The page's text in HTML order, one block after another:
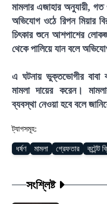
মামলার এজাহার অনুযায়ী,
অভিযোগ ওঠে রিপন মিয়ার
চিৎকার শুনে আশপাশের
থেকে পালিয়ে যান বলে
এ ঘটনায় ভুক্তভোগীর বাবা
মামলা দায়ের করেন।
ব্যবস্থা নেওয়া হবে বলে
ট্যাগসমূহ:
ধর্ষণ মামলা গ্রেফতার কন্টেন্ট
সংশ্লিষ্ট